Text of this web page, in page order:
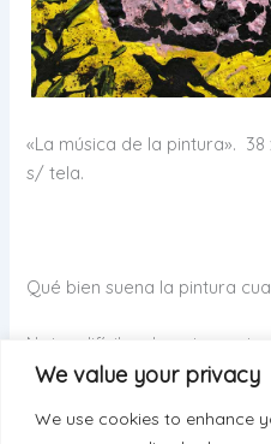
We value your privacy
We use cookies to enhance
«La música de la pintura».
s/ tela.
Qué bien suena la pintura
Notas difíciles de entonar,
melodía única.